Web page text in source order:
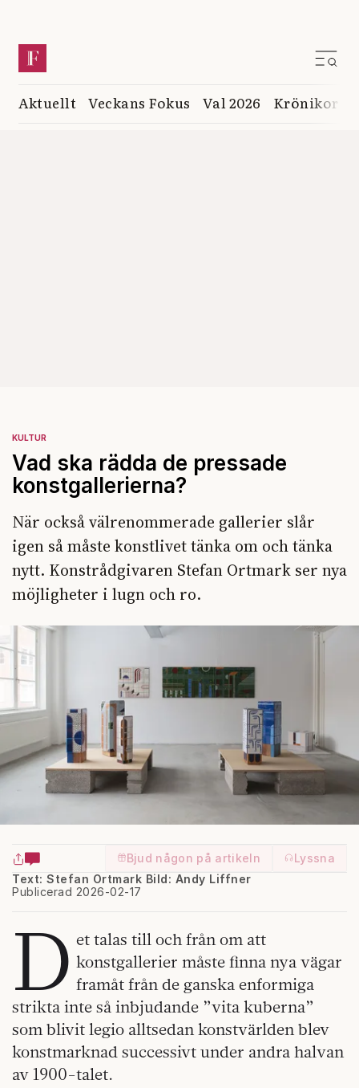
Aktuellt Veckans Fokus Val 2026 Krönikor
KULTUR
Vad ska rädda de pressade
konstgallerierna?
När också välrenommerade gallerier slår
igen så måste konstlivet tänka om och tänka
nytt. Konstrådgivaren Stefan Ortmark ser nya
möjligheter i lugn och ro.
Bjud någon på artikeln
Lyssna
Text: Stefan Ortmark
Publicerad 2026-02-17
Bild: Andy Liffner
D et talas till och från om att
konstgallerier måste finna nya vägar
framåt från de ganska enformiga
strikta inte så inbjudande ”vita kuberna”
som blivit legio alltsedan konstvärlden blev
konstmarknad successivt under andra halvan
av 1900-talet.